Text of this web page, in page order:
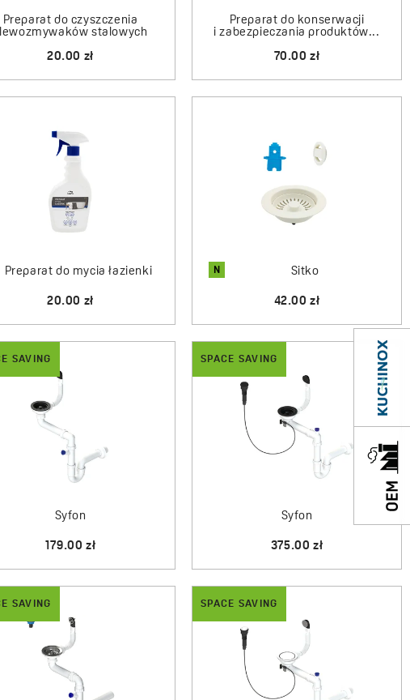
Preparat do czyszczenia
stalowych
20.00 zł
Preparat do konserwacji
i zabezpieczania produktów...
70.00 zł
Preparat do mycia łazienki
20.00 zł
N Sitko
42.00 zł
SAVING
Syfon
179.00 zł
SPACE SAVING
Syfon
375.00 zł
SAVING SPACE SAVING